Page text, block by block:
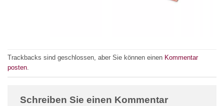
Trackbacks sind geschlossen, aber Sie können einen Kommentar
posten.
Schreiben Sie einen Kommentar